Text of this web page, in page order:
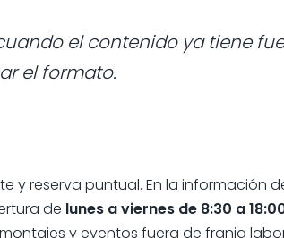
el contenido ya tiene
el formato.
y reserva puntual. En la información
de lunes a viernes de 8:30 a
y eventos fuera de franja